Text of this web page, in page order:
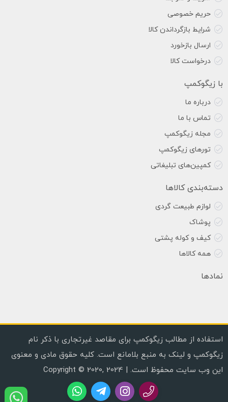
حریم خصوصی
شرایط بازگرداندن کالا
ارسال بازخورد
درخواست کالا
با زیگوکمپ
درباره ما
تماس با ما
مجله زیگوکمپ
تورهای زیگوکمپ
کمپین‌های تبلیغاتی
دسته‌بندی کالاها
لوازم طبیعت گردی
پوشاک
کیف و کوله پشتی
همه کالاها
نمادها
استفاده از مطالب زیگوکمپ برای مقاصد غیرتجاری با ذکر نام
زیگوکمپ و لینک به منبع بلامانع است. کلیه حقوق مادی و معنوی
این وب سایت محفوظ است. | Copyright © 2020, 2024